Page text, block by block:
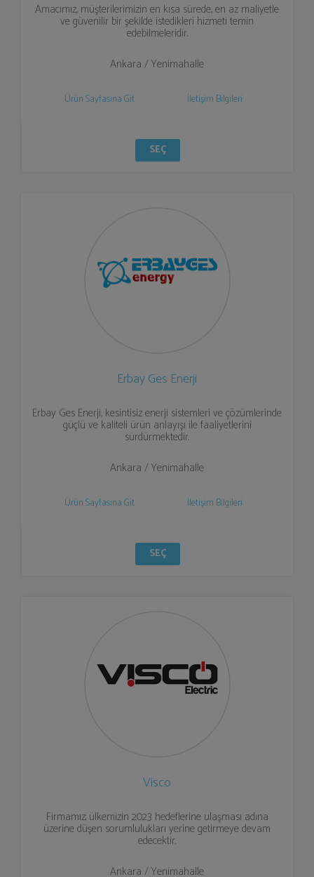
Amacımız, müşterilerimizin en kısa sürede, en az maliyetle
ve güvenilir bir şekilde istedikleri hizmeti temin
edebilmeleridir.
Ankara / Yenimahalle
Ürün Sayfasına Git İletişim Bilgileri
SEÇ
Erbay Ges Enerji
Erbay Ges Enerji, kesintisiz enerji sistemleri ve çözümlerinde
güçlü ve kaliteli ürün anlayışı ile faaliyetlerini
sürdürmektedir.
Ankara / Yenimahalle
Ürün Sayfasına Git İletişim Bilgileri
SEÇ
Visco
Firmamız; ülkemizin 2023 hedeflerine ulaşması adına
üzerine düşen sorumlulukları yerine getirmeye devam
edecektir.
Ankara / Yenimahalle